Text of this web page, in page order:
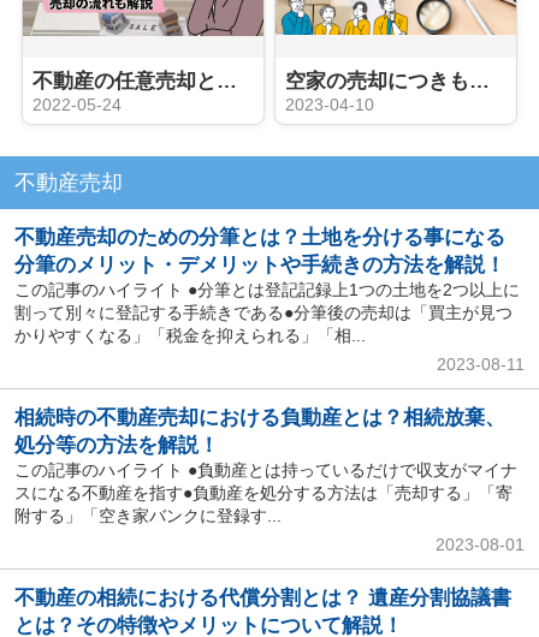
不動産の任意売却とは？メリット・デメリットや売却の流れも解説
2022-05-24
空家の売却につきものの残置物について解説！ 費用や方法など解説！
2023-04-10
不動産売却
不動産売却のための分筆とは？土地を分ける事になる
分筆のメリット・デメリットや手続きの方法を解説！
この記事のハイライト ●分筆とは登記記録上1つの土地を2つ以上に
割って別々に登記する手続きである●分筆後の売却は「買主が見つ
かりやすくなる」「税金を抑えられる」「相...
2023-08-11
相続時の不動産売却における負動産とは？相続放棄、
処分等の方法を解説！
この記事のハイライト ●負動産とは持っているだけで収支がマイナ
スになる不動産を指す●負動産を処分する方法は「売却する」「寄
附する」「空き家バンクに登録す...
2023-08-01
不動産の相続における代償分割とは？ 遺産分割協議書
とは？その特徴やメリットについて解説！